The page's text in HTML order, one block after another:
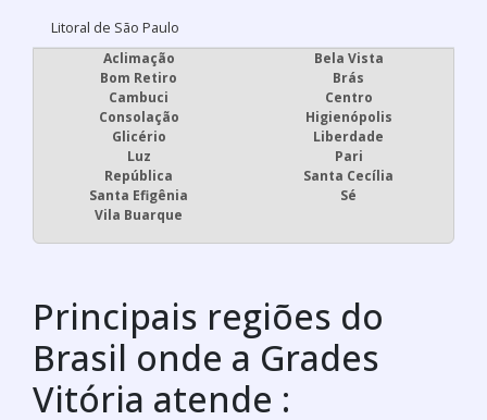
Litoral de São Paulo
Aclimação
Bela Vista
Bom Retiro
Brás
Cambuci
Centro
Consolação
Higienópolis
Glicério
Liberdade
Luz
Pari
República
Santa Cecília
Santa Efigênia
Sé
Vila Buarque
Principais regiões do
Brasil onde a Grades
Vitória atende :